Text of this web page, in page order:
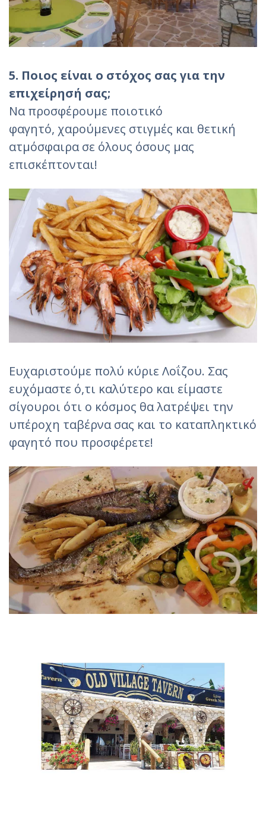
5. Ποιος είναι ο στόχος σας για την
επιχείρησή σας;
Να προσφέρουμε ποιοτικό
φαγητό, χαρούμενες στιγμές και θετική
ατμόσφαιρα σε όλους όσους μας
επισκέπτονται!
Ευχαριστούμε πολύ κύριε Λοΐζου. Σας
ευχόμαστε ό,τι καλύτερο και είμαστε
σίγουροι ότι ο κόσμος θα λατρέψει την
υπέροχη ταβέρνα σας και το καταπληκτικό
φαγητό που προσφέρετε!